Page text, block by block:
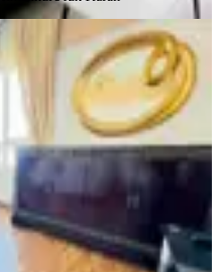
3+1 Full Mobilyalı Çetin
Ferah Temiz Daire
Mehmet Paşa Mahallesi
09.08.2026